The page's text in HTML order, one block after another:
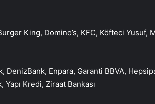
King, Domino’s, KFC, Köfteci Yusuf,
DenizBank, Enpara, Garanti BBVA,
Yapı Kredi, Ziraat Bankası